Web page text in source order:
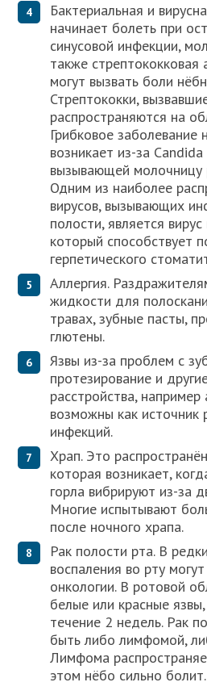
Бактериальная и
начинает болеть при
синусовой инфекции,
также стрептококковая
могут вызвать боли
Стрептококки,
распространяются на
Грибковое заболевание
возникает из-за
вызывающей молочницу
Одним из наиболее
вирусов, вызывающих
полости, является
который способствует
герпетического
Аллергия.
жидкости для
травах, зубные пасты,
глютены.
Язвы из-за проблем с
протезирование и
расстройства, например
возможны как источник
инфекций.
Храп. Это
которая возникает,
горла вибрируют из-за
Многие испытывают
после ночного храпа.
Рак полости рта. В
воспаления во рту
онкологии. В ротовой
белые или красные
течение 2 недель. Рак
быть либо лимфомой,
Лимфома
этом нёбо сильно болит.